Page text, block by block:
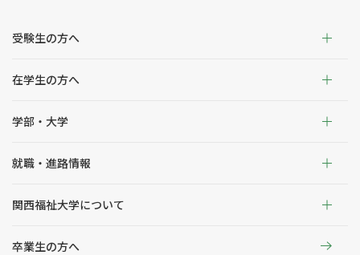
受験生の方へ
在学生の方へ
学部・大学
就職・進路情報
関西福祉大学について
卒業生の方へ